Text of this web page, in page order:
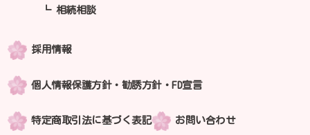
相続相談
採用情報
個人情報保護方針・勧誘方針・FD宣言
特定商取引法に基づく表記 お問い合わせ